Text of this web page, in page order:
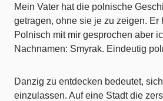
Mein Vater hat die polnische
getragen, ohne sie je zu zeigen. Er
Polnisch mit mir gesprochen aber
Nachnamen: Smyrak. Eindeutig
Danzig zu entdecken bedeutet,
einzulassen. Auf eine Stadt die